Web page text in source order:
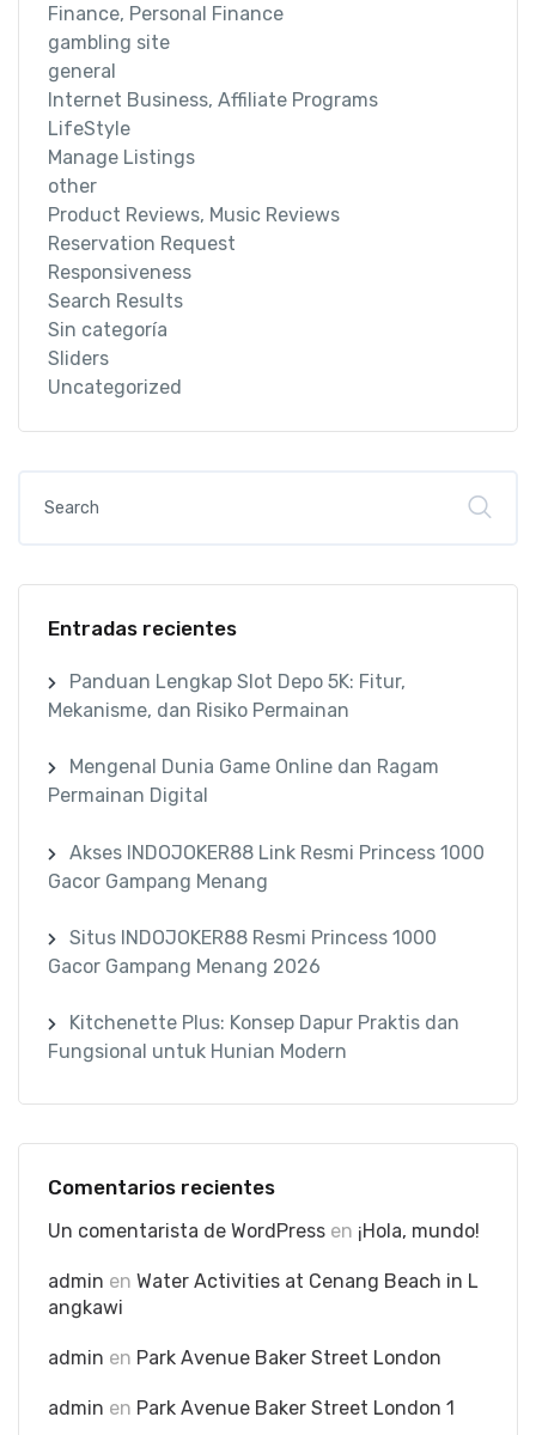
Finance, Personal Finance
gambling site
general
Internet Business, Affiliate Programs
LifeStyle
Manage Listings
other
Product Reviews, Music Reviews
Reservation Request
Responsiveness
Search Results
Sin categoría
Sliders
Uncategorized
Entradas recientes
Panduan Lengkap Slot Depo 5K: Fitur,
Mekanisme, dan Risiko Permainan
Mengenal Dunia Game Online dan Ragam
Permainan Digital
Akses INDOJOKER88 Link Resmi Princess 1000
Gacor Gampang Menang
Situs INDOJOKER88 Resmi Princess 1000
Gacor Gampang Menang 2026
Kitchenette Plus: Konsep Dapur Praktis dan
Fungsional untuk Hunian Modern
Comentarios recientes
Un comentarista de WordPress en ¡Hola, mundo!
admin en Water Activities at Cenang Beach in L
angkawi
admin en Park Avenue Baker Street London
admin en Park Avenue Baker Street London 1